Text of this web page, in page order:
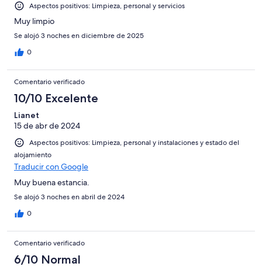
Aspectos positivos: Limpieza, personal y servicios
Muy limpio
Se alojó 3 noches en diciembre de 2025
0
Comentario verificado
10/10 Excelente
Lianet
15 de abr de 2024
Aspectos positivos: Limpieza, personal y instalaciones y estado del
alojamiento
Traducir con Google
Muy buena estancia.
Se alojó 3 noches en abril de 2024
0
Comentario verificado
6/10 Normal